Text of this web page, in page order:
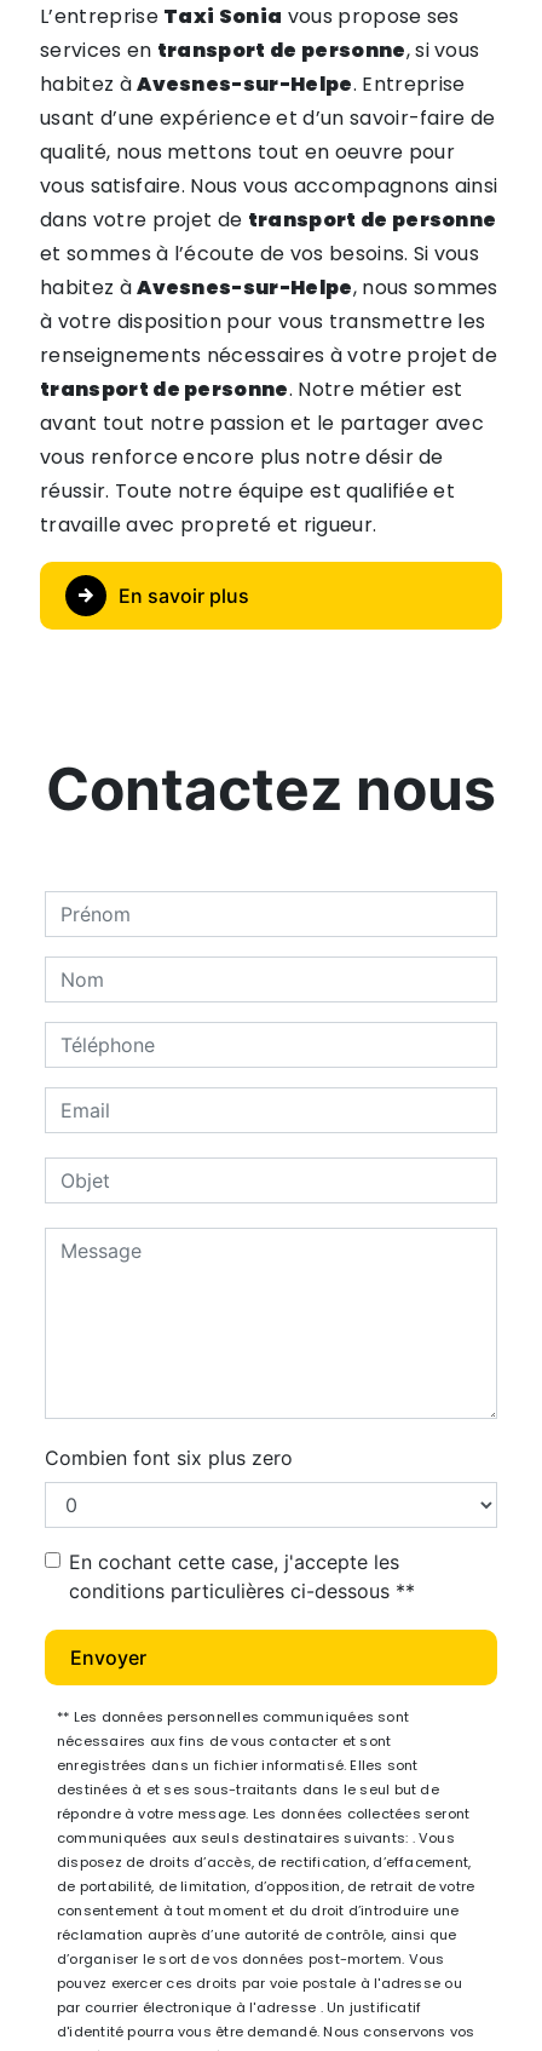
L’entreprise Taxi Sonia vous propose ses
services en transport de personne, si vous
habitez àAvesnes-sur-Helpe. Entreprise
usant d’une expérience et d’un savoir-faire de
qualité, nous mettons tout en oeuvre pour
vous satisfaire. Nous vous accompagnons ainsi
dans votre projet de transport de personne
et sommes à l’écoute de vos besoins. Si vous
habitez àAvesnes-sur-Helpe, nous sommes
à votre disposition pour vous transmettre les
renseignements nécessaires à votre projet de
transport de personne. Notre métier est
avant tout notre passion et le partager avec
vous renforce encore plus notre désir de
réussir. Toute notre équipe est qualifiée et
travaille avec propreté et rigueur.
En savoir plus
Contactez nous
Combien font six plus zero
En cochant cette case, j'accepte les
conditions particulières ci-dessous **
Envoyer
** Les données personnelles communiquées sont
nécessaires aux fins de vous contacter et sont
enregistrées dans un fichier informatisé. Elles sont
destinées à et ses sous-traitants dans le seul but de
répondre à votre message. Les données collectées seront
communiquées aux seuls destinataires suivants: . Vous
disposez de droits d’accès, de rectification, d’effacement,
de portabilité, de limitation, d’opposition, de retrait de votre
consentement à tout moment et du droit d’introduire une
réclamation auprès d’une autorité de contrôle, ainsi que
d’organiser le sort de vos données post-mortem. Vous
pouvez exercer ces droits par voie postale à l'adresse ou
par courrier électronique à l'adresse . Un justificatif
d'identité pourra vous être demandé. Nous conservons vos